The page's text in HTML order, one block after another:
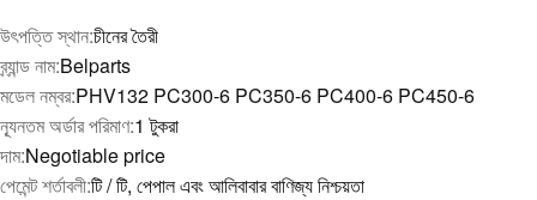
উৎপত্তি স্থান:চীনের তৈরী
ব্র্যান্ড নাম:Belparts
মডেল নম্বর:PHV132 PC300-6 PC350-6 PC400-6 PC450-6
ন্যূনতম অর্ডার পরিমাণ:1 টুকরা
দাম:Negotiable price
পেমেন্ট শর্তাবলী:টি / টি, পেপাল এবং আলিবাবার বাণিজ্য নিশ্চয়তা